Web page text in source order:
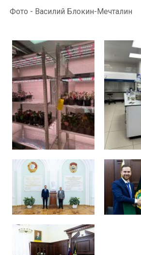
Фото - Василий Блокин-Мечталин